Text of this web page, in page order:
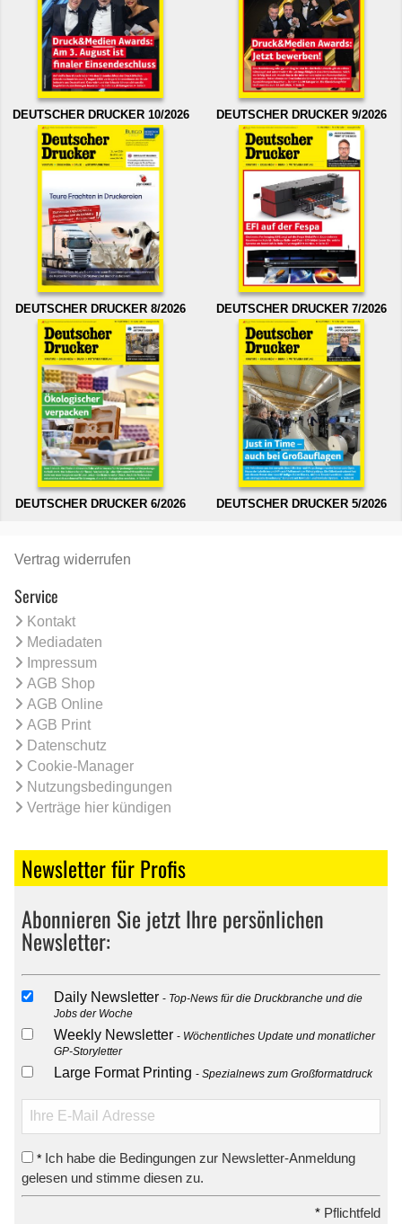
DEUTSCHER DRUCKER 10/2026 DEUTSCHER DRUCKER 9/2026
DEUTSCHER DRUCKER 8/2026 DEUTSCHER DRUCKER 7/2026
DEUTSCHER DRUCKER 6/2026 DEUTSCHER DRUCKER 5/2026
Vertrag widerrufen
Service
Kontakt
Mediadaten
Impressum
AGB Shop
AGB Online
AGB Print
Datenschutz
Cookie-Manager
Nutzungsbedingungen
Verträge hier kündigen
Newsletter für Profis
Abonnieren Sie jetzt Ihre persönlichen
Newsletter:
Daily Newsletter
Top-News für die Druckbranche und die
Jobs der Woche
Weekly Newsletter
Wöchentliches Update und monatlicher
GP-Storyletter
Large Format Printing Spezialnews zum Großformatdruck
* Ich habe die Bedingungen zur Newsletter-Anmeldung
gelesen und stimme diesen zu.
* Pflichtfeld